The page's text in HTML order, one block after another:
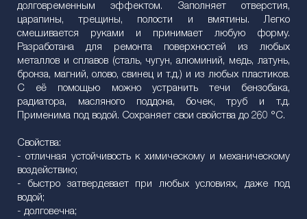
долговременным эффектом. Заполняет отверстия,
царапины, трещины, полости и вмятины. Легко
смешивается руками и принимает любую форму.
Разработана для ремонта поверхностей из любых
металлов и сплавов (сталь, чугун, алюминий, медь, латунь,
бронза, магний, олово, свинец и т.д.) и из любых пластиков.
С её помощью можно устранить течи бензобака,
радиатора, масляного поддона, бочек, труб и т.д.
Применима под водой. Сохраняет свои свойства до 260 °С.
Свойства:
- отличная устойчивость к химическому и механическому
воздействию;
- быстро затвердевает при любых условиях, даже под
водой;
- долговечна;